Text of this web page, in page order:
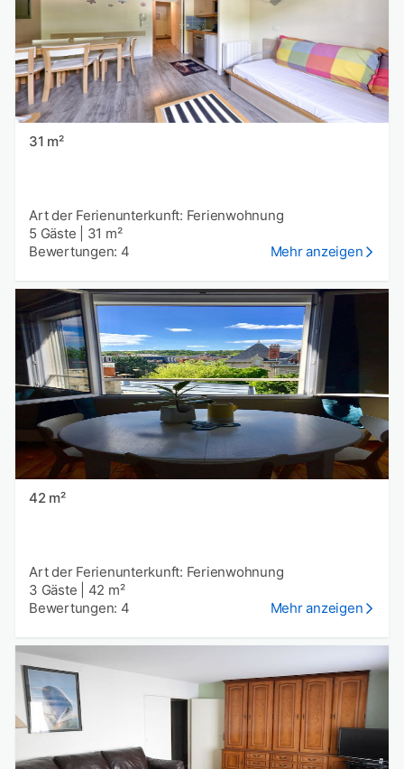
31 m²
Art der Ferienunterkunft: Ferienwohnung
5 Gäste
31 m²
Bewertungen: 4
Mehr anzeigen
42 m²
Art der Ferienunterkunft: Ferienwohnung
3 Gäste
42 m²
Bewertungen: 4
Mehr anzeigen